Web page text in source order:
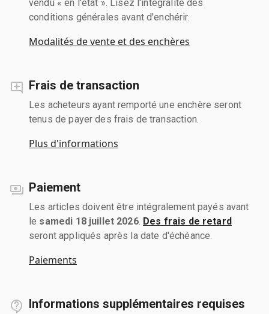
vendu « en l'état ». Lisez l'intégralité des
conditions générales avant d'enchérir.
Modalités de vente et des enchères
Frais de transaction
Les acheteurs ayant remporté une enchère seront
tenus de payer des frais de transaction.
Plus d'informations
Paiement
Les articles doivent être intégralement payés avant
le samedi 18 juillet 2026. Des frais de retard
seront appliqués après la date d'échéance.
Paiements
Informations supplémentaires requises